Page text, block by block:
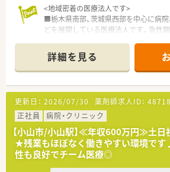
<地域密着の医療法人です>
■栃木県南部、茨城県西部を中心に病院
どを展開している医療法人です。急性
■ライフスタイルやキャリアプランに
る事が可能です。専門資格取得へ支援
る事無くスキルアップが目指せます。
■グループ内に保育園も運営しており
て働ける環境です。
■毎年新卒も採用しており、ベテラン薬
っております。複数の特色ある病院で
して成長できる環境がございます。
■入院・外来・在宅とトータルでサポート
ソーシャルワーカー等、多職種と連携
す。
詳細を見る
更新日： 2026/07/30 薬剤師求人ID：
正社員
病院・クリニック
【小山市/小山駅】≪年収600万円≫土
★残業もほぼなく働きやすい環境で
性も良好でチーム医療◎